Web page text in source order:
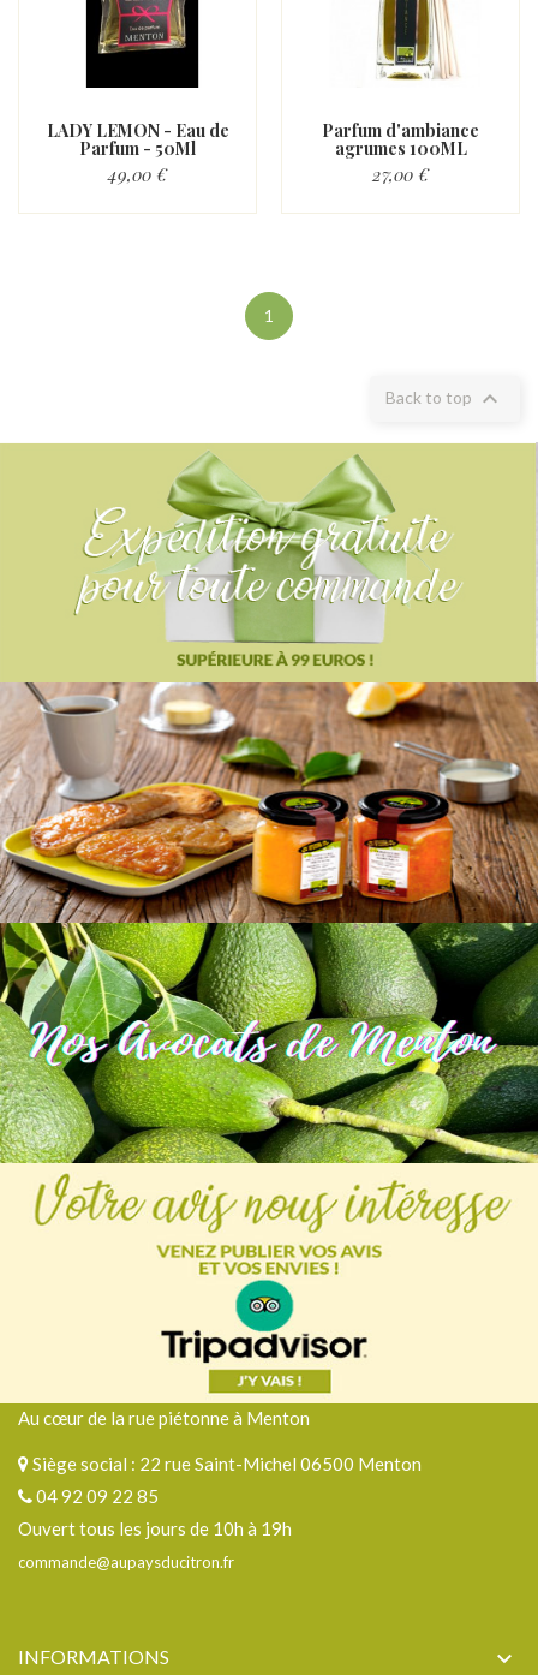
LADY LEMON - Eau de
Parfum - 50Ml
49,00 €
Parfum d'ambiance
agrumes 100ML
27,00 €
1
Back to top 
Au cœur de la rue piétonne à Menton
Siège social : 22 rue Saint-Michel 06500 Menton
04 92 09 22 85
Ouvert tous les jours de 10h à 19h
commande@aupaysducitron.fr
INFORMATIONS 